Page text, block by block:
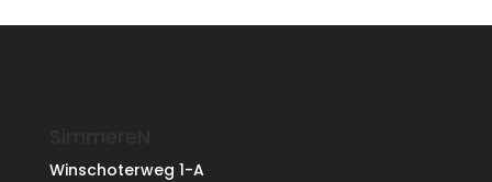
Winschoterweg 1-A